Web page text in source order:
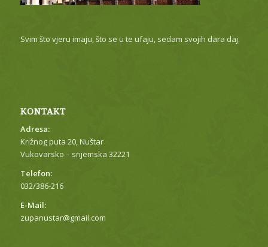
Svim što vjeru imaju, što se u te ufaju, sedam svojih dara daj.
KONTAKT
Adresa:
Križnog puta 20, Nuštar
Vukovarsko – srijemska 32221
Telefon:
032/386-216
E-Mail:
zupanustar@gmail.com